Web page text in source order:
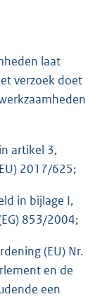
laat
verzoek doet
artikel 3,
2017/625;
in bijlage I,
853/2004;
(EU) Nr.
en de
een